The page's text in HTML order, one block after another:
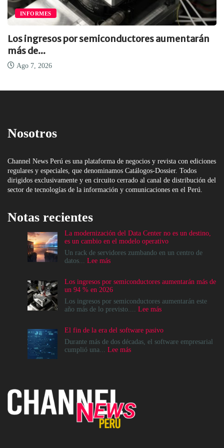
INFORMES
Los ingresos por semiconductores aumentarán
más de...
Ago 7, 2026
Nosotros
Channel News Perú es una plataforma de negocios y revista con ediciones
regulares y especiales, que denominamos Catálogos-Dossier. Todos
dirigidos exclusivamente y en circuito cerrado al canal de distribución del
sector de tecnologías de la información y comunicaciones en el Perú.
Notas recientes
La modernización del Data Center no es un destino,
es un cambio en el modelo operativo
Un rack de servidores zumbando en un centro de
datos... Lee más:
del
Data
Center
no
destino,
es
un
operativo
Los ingresos por semiconductores aumentarán más de
un 94 % en 2026
Los ingresos por semiconductores aumentarán este
año más de lo previsto.... Lee más:
por
semiconductores
El fin de la era del software pasivo
Durante más de dos décadas, el software empresarial
cumplió una... Lee más:
software
pasivo